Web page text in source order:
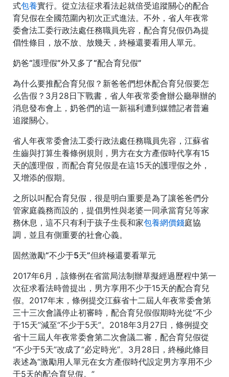
式包養實行。從立法征求看法起就倍受追蹤關心的配合
育兒假在全國范圍內初次正式進法。不外，省人年夜常
委會法工委行政法處任務職員先容，配合育兒假仍為提
倡性條目，放不放、放幾天，終極還要看用人單元。
奶爸“護理假”外又多了“配合育兒假”
為什么要推配合育兒假？新爸爸們想休配合育兒假要怎
么告假？3月28日下戰書，省人年夜常委會辦公廳舉辦的
消息發布會上，奶爸們的這一新福利遭到媒體記者普遍
追蹤關心。
省人年夜常委會法工委行政法處任務職員先容，江蘇省
生齒與打算生養條例規則，男方在女方產假時代享有15
天的護理假，而配合育兒假是在這15天的護理假之外，
又增添的假期。
之所以叫配合育兒假，很是明白重要是為了讓爸爸們分
管家庭義務而設的，提倡男性與老婆一同承當育兒等家
務休息，這不只有利于孩子生長和家包養網價錢庭協
調，並且有側重要的社會心義。
固然激勵“不少于5天”但終極還要看單元
2017年6月，該條例在省當局法制辦草擬經過歷程中第一
次征求看法時曾提出，男方享用不少于15天的配合育兒
假。2017年末，條例提交江蘇省十二屆人年夜常委會第
三十三次會議停止初審時，配合育兒假假期時光從“不少
于15天”減至“不少于5天”。2018年3月27日，條例提交
省十三屆人年夜常委會第二次會議二審，配合育兒假從
“不少于5天”改成了“必定時光”。3月28日，終極此條目
表述為“激勵用人單元在女方產假時代設定男方享用不少
于5天的配合育兒假。”